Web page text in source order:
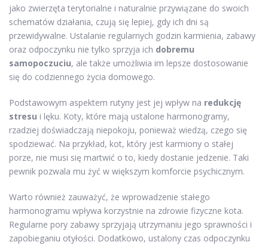
jako zwierzęta terytorialne i naturalnie przywiązane do swoich
schematów działania, czują się lepiej, gdy ich dni są
przewidywalne. Ustalanie regularnych godzin karmienia, zabawy
oraz odpoczynku nie tylko sprzyja ich dobremu
samopoczuciu, ale także umożliwia im lepsze dostosowanie
się do codziennego życia domowego.
Podstawowym aspektem rutyny jest jej wpływ na redukcję
stresu i lęku. Koty, które mają ustalone harmonogramy,
rzadziej doświadczają niepokoju, ponieważ wiedzą, czego się
spodziewać. Na przykład, kot, który jest karmiony o stałej
porze, nie musi się martwić o to, kiedy dostanie jedzenie. Taki
pewnik pozwala mu żyć w większym komforcie psychicznym.
Warto również zauważyć, że wprowadzenie stałego
harmonogramu wpływa korzystnie na zdrowie fizyczne kota.
Regularne pory zabawy sprzyjają utrzymaniu jego sprawności i
zapobieganiu otyłości. Dodatkowo, ustalony czas odpoczynku